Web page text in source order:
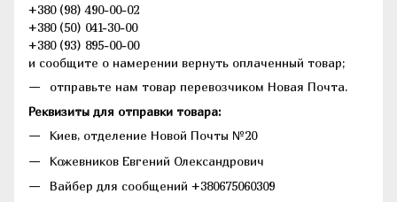
+380 (98) 490-00-02
+380 (50) 041-30-00
+380 (93) 895-00-00
и сообщите о намерении вернуть оплаченный товар;
отправьте нам товар перевозчиком Новая Почта.
Реквизиты для отправки товара:
Киев, отделение Новой Почты №20
Кожевников Евгений Олександрович
Вайбер для сообщений +380675060309